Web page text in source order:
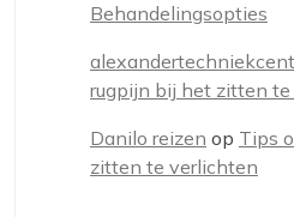
Behandelingsopties
rugpijn bij het zitten
Danilo reizen op Tips
zitten te verlichten